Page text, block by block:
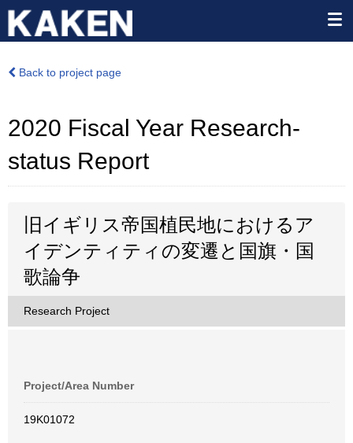
Back to project page
2020 Fiscal Year Research-
status Report
旧イギリス帝国植民地におけるア
イデンティティの変遷と国旗・国
歌論争
Research Project
Project/Area Number
19K01072